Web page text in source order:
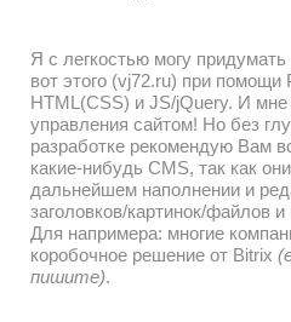
Я с легкостью могу придумать
вот этого (vj72.ru) при помощи
HTML(CSS) и JS/jQuery. И
управления сайтом! Но без
разработке рекомендую Вам
какие-нибудь CMS, так как
дальнейшем наполнении и
заголовков/картинок/файлов и
Для напримера: многие
коробочное решение от Bitrix